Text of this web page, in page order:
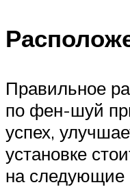
Правильное
по фен-шуй
успех,
установке
на следующие